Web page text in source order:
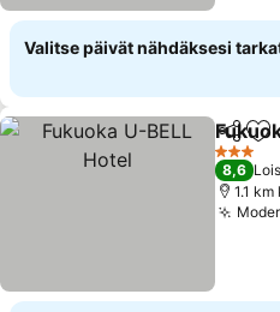
Valitse päivät nähdäksesi
Jaa
3
8,6
1.1